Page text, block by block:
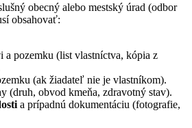
obecný alebo mestský úrad (odbor
obsahovať:
a pozemku (list vlastníctva, kópia z
(ak žiadateľ nie je vlastníkom).
(druh, obvod kmeňa, zdravotný stav).
a prípadnú dokumentáciu (fotografie,